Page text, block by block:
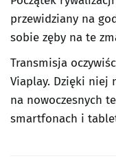
przewidziany na
sobie zęby na te
Transmisja
Viaplay. Dzięki niej
na nowoczesnych
smartfonach i